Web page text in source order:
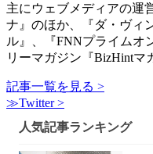
主にウェブメディアの運
ナ』のほか、『ダ・ヴィ
ル』、『FNNプライムオ
リーマガジン『BizHintマ
記事一覧を見る >
≫Twitter >
人気記事ランキング